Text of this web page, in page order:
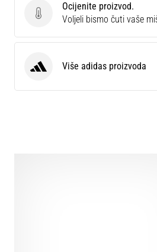
Ocijenite proizvod.
Ocijenite proizvod.
Voljeli bismo čuti vaše
adidas Više adidas proizvoda